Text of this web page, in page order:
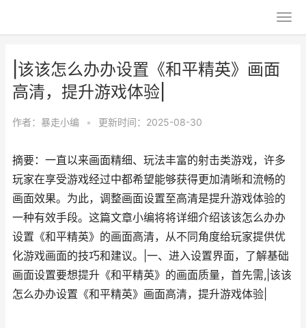
|该该怎么办办设置《和平精英》画面
高清，提升游戏体验|
作者： 暴走小编 • 更新时间：2025-08-30
摘要：一直以来画面精细、玩法丰富的射击类游戏，许多
玩家在享受游戏经过中都希望能够获得更加清晰和流畅的
画面效果。为此，调整画面设置至高清是提升游戏体验的
一种有效手段。这篇文章小编将将详细介绍该该怎么办办
设置《和平精英》的画面高清，从不同角度给玩家提供优
化游戏画面的技巧和建议。|一、进入设置界面，了解基础
画面设置要想提升《和平精英》的画面质量，首先需,|该该
怎么办办设置《和平精英》画面高清，提升游戏体验|